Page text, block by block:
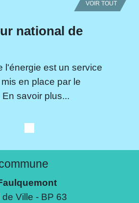
VOIR TOUT
national de
l'énergie est un service
en place par le
savoir plus...
Ville - BP 63